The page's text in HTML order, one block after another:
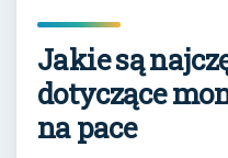
Jakie są
dotyczące
na pace